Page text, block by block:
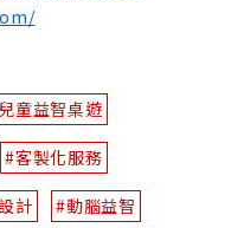
童益智桌遊
#客製化服務
計 #動腦益智